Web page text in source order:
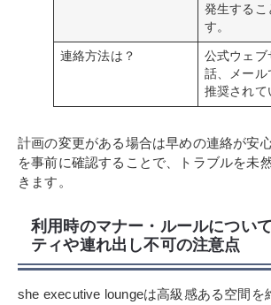
発生するこ
す。
連絡方法は？
公式ウェブ
話、メール
推奨されて
計画の変更がある場合は早めの連絡が安
を事前に確認することで、トラブルを未
きます。
利用時のマナー・ルールについ
ティや連れ出し不可の注意点
she executive loungeは高級感ある空間を